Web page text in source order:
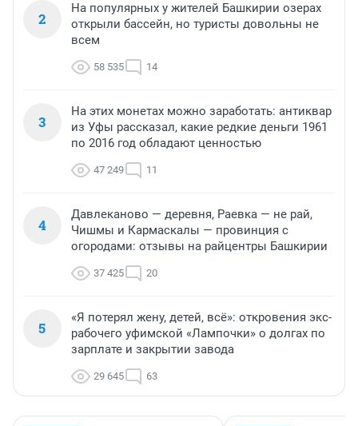
2
На популярных у жителей Башкирии озерах
открыли бассейн, но туристы довольны не
всем
58 535 14
3
На этих монетах можно заработать: антиквар
из Уфы рассказал, какие редкие деньги 1961
по 2016 год обладают ценностью
47 249 11
4
Давлеканово — деревня, Раевка — не рай,
Чишмы и Кармаскалы — провинция с
огородами: отзывы на райцентры Башкирии
37 425 20
5
«Я потерял жену, детей, всё»: откровения экс-
рабочего уфимской «Лампочки» о долгах по
зарплате и закрытии завода
29 645 63